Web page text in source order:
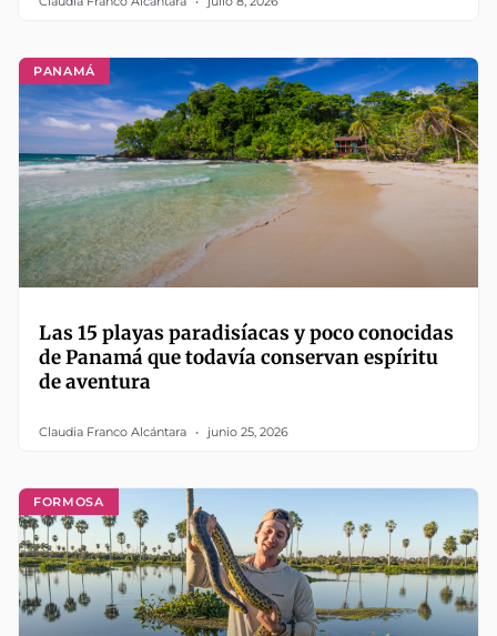
PANAMÁ
Las 15 playas paradisíacas y poco conocidas
de Panamá que todavía conservan espíritu
de aventura
Claudia Franco Alcántara junio 25, 2026
FORMOSA